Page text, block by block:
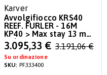
Karver
Avvolgifiocco KRS40
REEF. FURLER - 16M
KP40 > Max stay 13 mm
- Plate S
Special
Price
3.095,33 € 3.191,06 €
Su ordinazione
SKU: PF333400